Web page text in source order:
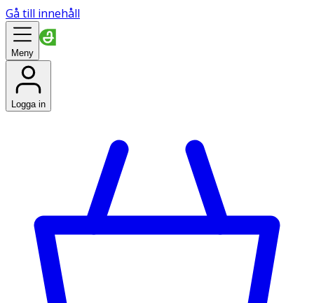
Gå till innehåll
Meny
Logga in